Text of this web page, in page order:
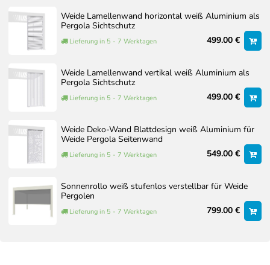
432 kg
SANDPAPIER FINISH
WEISS / RAL
FARBCODE 9016
Pulverbeschichtung
bei Lamellentyp und Details. Die mitgelieferte
Aufbauanleitung ist für Ihr Modell maßgeblich.
Dokumente zum Artikel
Montageanleitung
Sollten Sie den Aufbau nicht selbst durchführen wollen,
bieten wir Ihnen auf Wunsch auch einen professionellen
Aufbauservice an.
individuelles Angebot, das auf Ihre konkrete Situation vor Ort
abgestimmt ist. Faktoren wie Größe der Pergola, Zubehör,
Untergrund und Zugänglichkeit werden dabei berücksichtigt.
Weide Lamellenwand horizontal weiß Aluminium als
Pergola Sichtschutz
Lieferung in 5 - 7 Werktagen 499.00 €
Weide Lamellenwand vertikal weiß Aluminium als
Pergola Sichtschutz
Lieferung in 5 - 7 Werktagen 499.00 €
Weide Deko-Wand Blattdesign weiß Aluminium für
Weide Pergola Seitenwand
Lieferung in 5 - 7 Werktagen 549.00 €
Sonnenrollo weiß stufenlos verstellbar für Weide
Pergolen
Lieferung in 5 - 7 Werktagen 799.00 €